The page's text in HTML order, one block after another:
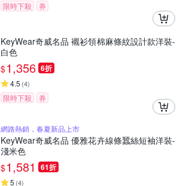
限時下殺 券
KeyWear奇威名品 襯衫領棉麻條紋設計款洋裝-
白色
$1,356 6折
4.5 (4)
限時下殺 券
網路熱銷，春夏新品上市
KeyWear奇威名品 優雅花卉線條蠶絲短袖洋裝-
淺米色
$1,581 61折
5 (4)